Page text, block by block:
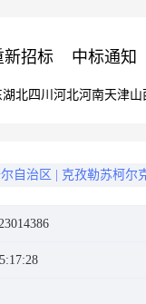
新招标 中标通知
湖北四川 河北河南天津山
自治区 克孜勒苏柯尔